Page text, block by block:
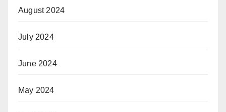
August 2024
July 2024
June 2024
May 2024